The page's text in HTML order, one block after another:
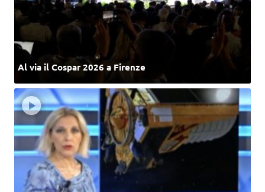
Al via il Cospar 2026 a Firenze